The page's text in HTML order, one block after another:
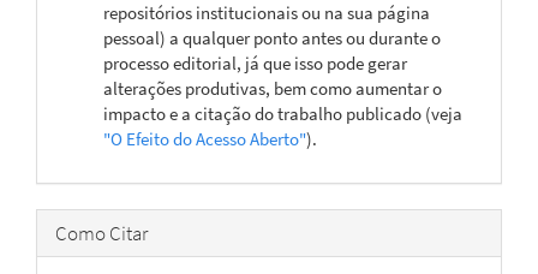
repositórios institucionais ou na sua página
pessoal) a qualquer ponto antes ou durante o
processo editorial, já que isso pode gerar
alterações produtivas, bem como aumentar o
impacto e a citação do trabalho publicado (veja
"O Efeito do Acesso Aberto").
Como Citar